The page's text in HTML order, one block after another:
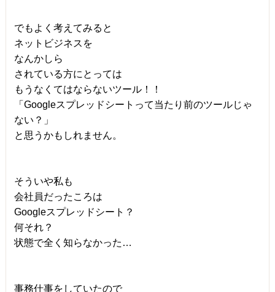
でもよく考えてみると
ネットビジネスを
なんかしら
されている方にとっては
もうなくてはならないツール！！
「Googleスプレッドシートって当たり前のツールじゃ
ない？」
と思うかもしれません。
そういや私も
会社員だったころは
Googleスプレッドシート？
何それ？
状態で全く知らなかった…
事務仕事をしていたので